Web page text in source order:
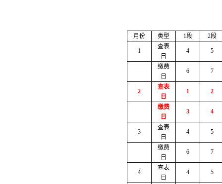
月份 类型 1段 2段
1
查表
日
4 5
缴费
日
6 7
2
查表
日
1 2
缴费
日
3 4
3
查表
日
4 5
缴费
日
6 7
4
查表
日
4 5